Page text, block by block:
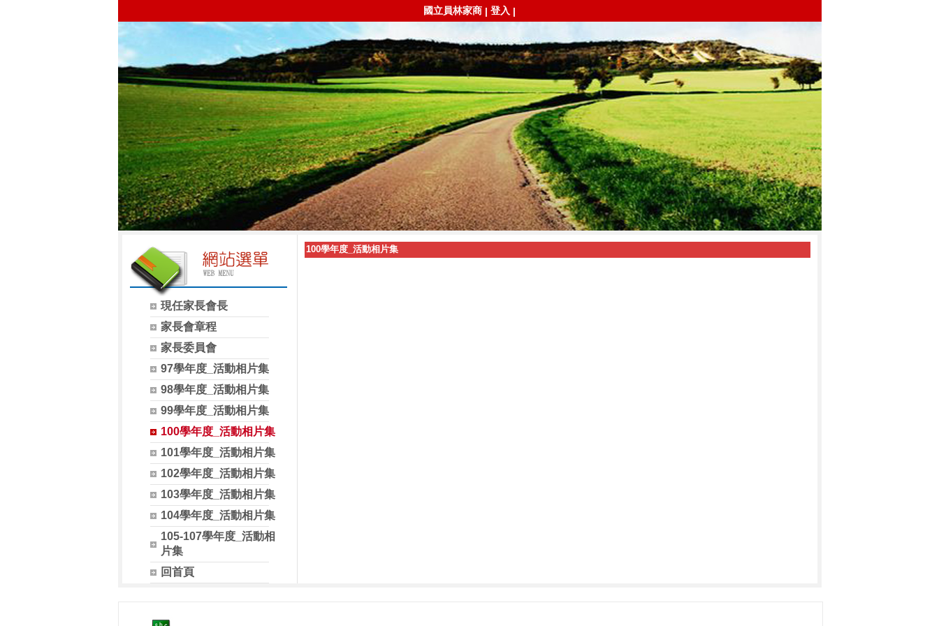
國立員林家商 | 登入 |
現任家長會長
家長會章程
家長委員會
97學年度_活動相片集
98學年度_活動相片集
99學年度_活動相片集
100學年度_活動相片集
101學年度_活動相片集
102學年度_活動相片集
103學年度_活動相片集
104學年度_活動相片集
105-107學年度_活動相
片集
回首頁
100學年度_活動相片集